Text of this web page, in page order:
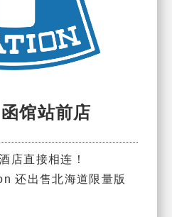
馆站前店
店直接相连！
还出售北海道限量版